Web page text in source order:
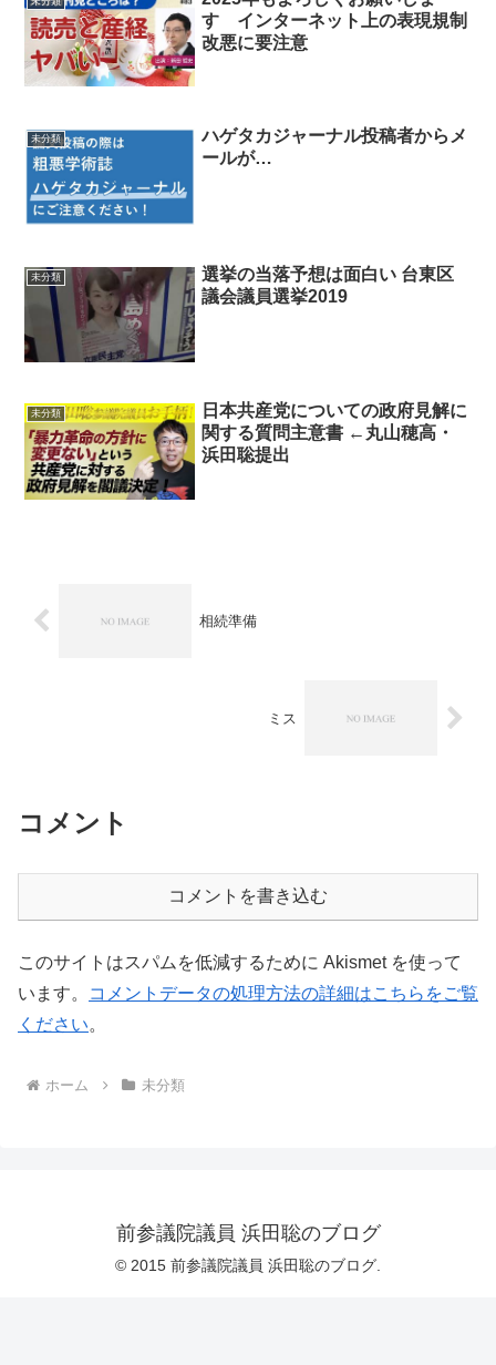
す インターネット上の表現規制
改悪に要注意
未分類
ハゲタカジャーナル投稿者からメ
ールが…
未分類
選挙の当落予想は面白い 台東区
議会議員選挙2019
未分類
日本共産党についての政府見解に
関する質問主意書 ←丸山穂高・
浜田聡提出
相続準備
ミス
コメント
コメントを書き込む
このサイトはスパムを低減するために Akismet を使って
います。
コメントデータの処理方法の詳細はこちらをご覧
ください。
ホーム 未分類
前参議院議員 浜田聡のブログ
© 2015 前参議院議員 浜田聡のブログ.